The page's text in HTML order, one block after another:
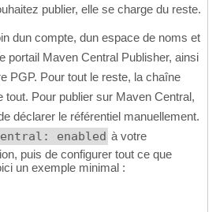
publier, elle se charge du reste.
dun compte, dun espace de noms et
portail Maven Central Publisher, ainsi
PGP. Pour tout le reste, la chaîne
tout. Pour publier sur Maven Central,
déclarer le référentiel manuellement.
enabled à votre
puis de configurer tout ce que
un exemple minimal :